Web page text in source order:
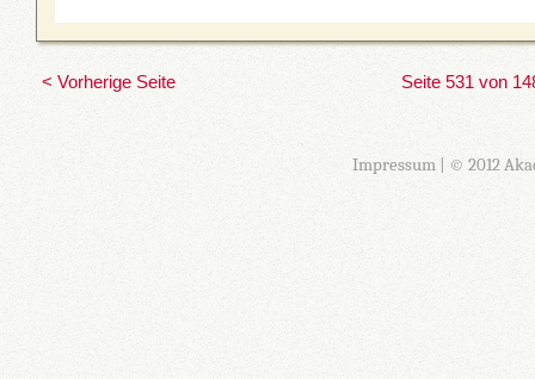
< Vorherige Seite Seite 531 von
Impressum| © 2012